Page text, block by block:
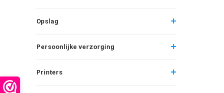
Opslag
Persoonlijke verzorging
Printers